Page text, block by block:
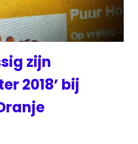
zijn
2018’ bij